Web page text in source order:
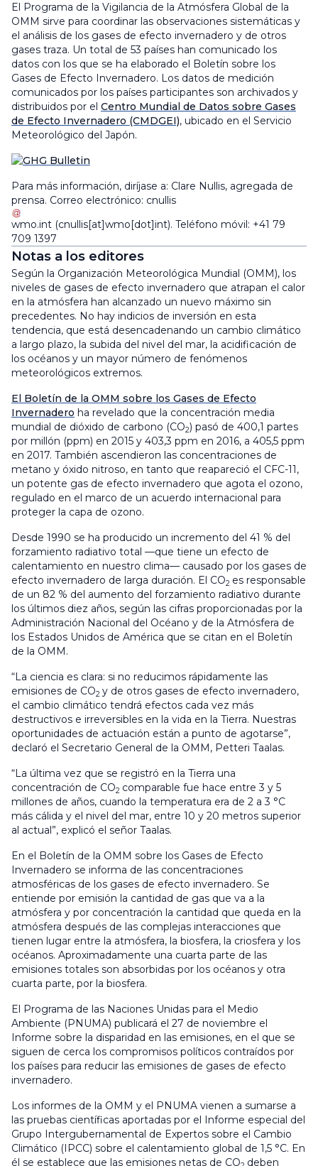
El Programa de la Vigilancia de la Atmósfera Global de la
OMM sirve para coordinar las observaciones sistemáticas y
el análisis de los gases de efecto invernadero y de otros
gases traza. Un total de 53 países han comunicado los
datos con los que se ha elaborado el Boletín sobre los
Gases de Efecto Invernadero. Los datos de medición
comunicados por los países participantes son archivados y
distribuidos por el Centro Mundial de Datos sobre Gases
de Efecto Invernadero (CMDGEI), ubicado en el Servicio
Meteorológico del Japón.
Para más información, diríjase a: Clare Nullis, agregada de
prensa. Correo electrónico: cnullis
wmo.int (cnullis[at]wmo[dot]int). Teléfono móvil: +41 79
709 1397
Notas a los editores
Según la Organización Meteorológica Mundial (OMM), los
niveles de gases de efecto invernadero que atrapan el calor
en la atmósfera han alcanzado un nuevo máximo sin
precedentes. No hay indicios de inversión en esta
tendencia, que está desencadenando un cambio climático
a largo plazo, la subida del nivel del mar, la acidificación de
los océanos y un mayor número de fenómenos
meteorológicos extremos.
El Boletín de la OMM sobre los Gases de Efecto
Invernadero ha revelado que la concentración media
mundial de dióxido de carbono (CO2) pasó de 400,1 partes
por millón (ppm) en 2015 y 403,3 ppm en 2016, a 405,5 ppm
en 2017. También ascendieron las concentraciones de
metano y óxido nitroso, en tanto que reapareció el CFC-11,
un potente gas de efecto invernadero que agota el ozono,
regulado en el marco de un acuerdo internacional para
proteger la capa de ozono.
Desde 1990 se ha producido un incremento del 41 % del
forzamiento radiativo total —que tiene un efecto de
calentamiento en nuestro clima— causado por los gases de
efecto invernadero de larga duración. El CO2 es responsable
de un 82 % del aumento del forzamiento radiativo durante
los últimos diez años, según las cifras proporcionadas por la
Administración Nacional del Océano y de la Atmósfera de
los Estados Unidos de América que se citan en el Boletín
de la OMM.
“La ciencia es clara: si no reducimos rápidamente las
emisiones de CO2y de otros gases de efecto invernadero,
el cambio climático tendrá efectos cada vez más
destructivos e irreversibles en la vida en la Tierra. Nuestras
oportunidades de actuación están a punto de agotarse”,
declaró el Secretario General de la OMM, Petteri Taalas.
“La última vez que se registró en la Tierra una
concentración de CO2 comparable fue hace entre 3 y 5
millones de años, cuando la temperatura era de 2 a 3 °C
más cálida y el nivel del mar, entre 10 y 20 metros superior
al actual”, explicó el señor Taalas.
En el Boletín de la OMM sobre los Gases de Efecto
Invernadero se informa de las concentraciones
atmosféricas de los gases de efecto invernadero. Se
entiende por emisión la cantidad de gas que va a la
atmósfera y por concentración la cantidad que queda en la
atmósfera después de las complejas interacciones que
tienen lugar entre la atmósfera, la biosfera, la criosfera y los
océanos. Aproximadamente una cuarta parte de las
emisiones totales son absorbidas por los océanos y otra
cuarta parte, por la biosfera.
El Programa de las Naciones Unidas para el Medio
Ambiente (PNUMA) publicará el 27 de noviembre el
Informe sobre la disparidad en las emisiones, en el que se
siguen de cerca los compromisos políticos contraídos por
los países para reducir las emisiones de gases de efecto
invernadero.
Los informes de la OMM y el PNUMA vienen a sumarse a
las pruebas científicas aportadas por el Informe especial del
Grupo Intergubernamental de Expertos sobre el Cambio
Climático (IPCC) sobre el calentamiento global de 1,5 °C. En
él se establece que las emisiones netas de CO
deben